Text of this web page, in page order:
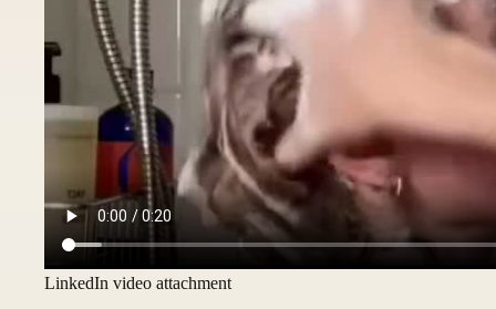
LinkedIn video attachment